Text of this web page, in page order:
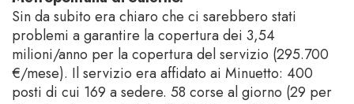
Sin da subito era chiaro che ci sarebbero stati
problemi a garantire la copertura dei 3,54
milioni/anno per la copertura del servizio (295.700
€/mese). Il servizio era affidato ai Minuetto: 400
posti di cui 169 a sedere. 58 corse al giorno (29 per